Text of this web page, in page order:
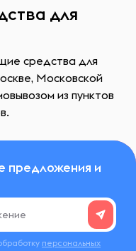
для
средства для
Московской
из пунктов
предложения и
персональных